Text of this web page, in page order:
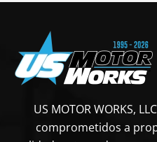
US MOTOR WORKS,
comprometidos a